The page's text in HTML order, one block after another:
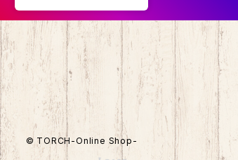
© TORCH-Online Shop-